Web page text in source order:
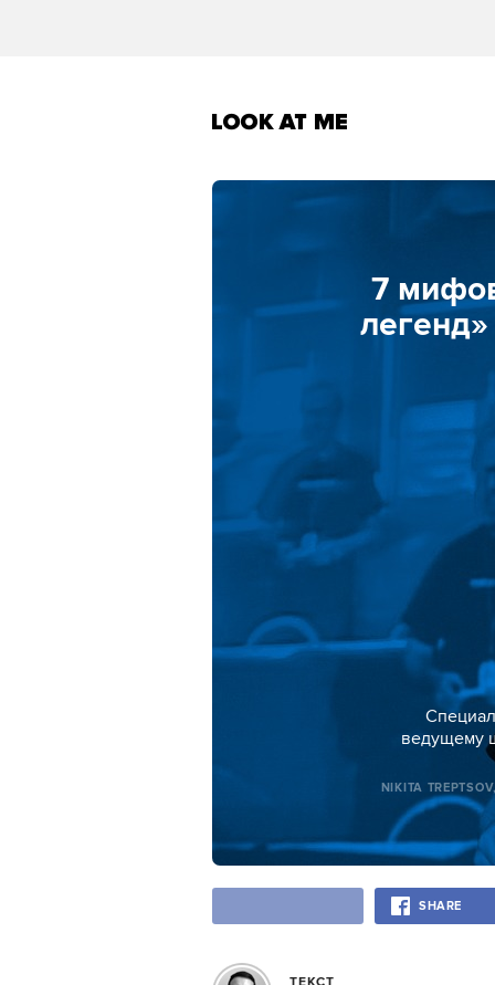
7
ведущему
NIKITA TREPTSOV
SHARE